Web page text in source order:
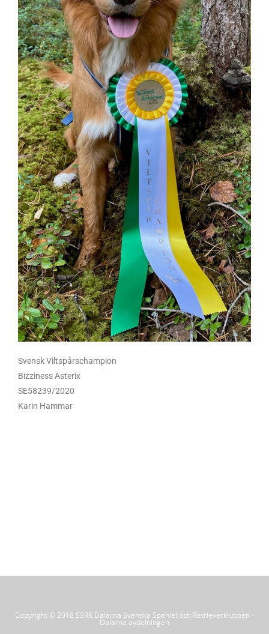
Svensk Viltspårschampion
Bizziness Asterix
SE58239/2020
Karin Hammar
Copyright © 2018 SSRK Dalarna Svenska Spaniel och Retrieverklubben -
Dalarna avdelningen